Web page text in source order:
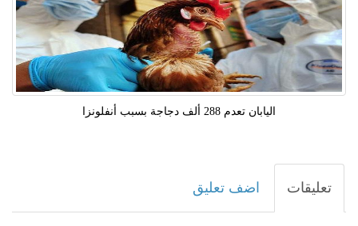
اليابان تعدم 288 ألف دجاجة بسبب أنفلونزا
تعليقات اضف تعليق